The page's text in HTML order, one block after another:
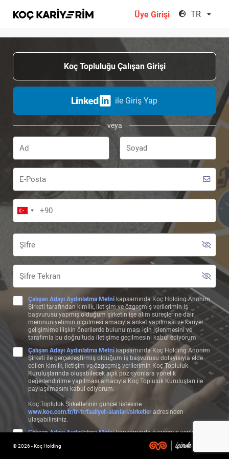
Üye Girişi TR
Koç Topluluğu Çalışan Girişi
ile Giriş Yap
veya
Çalışan Adayı Aydınlatma Metni kapsamında Koç Holding Anonim
Şirketi tarafından kimlik, iletişim ve özgeçmiş verilerimin iş
başvurusu yapmış olduğum şirketin işe alım süreçlerine dair
memnuniyetimin ölçülmesi amacıyla anket yapılması ve kariyer
gelişimime ilişkin önerilerde bulunulması için işlenmesini ve
tarafımla bu doğrultuda iletişime geçilmesini kabul ediyorum.
Çalışan Adayı Aydınlatma Metnikapsamında Koç Holding Anonim
Şirketi ile gerçekleştirmiş olduğum iş başvurusu dolayısıyla elde
edilen kimlik, iletişim ve özgeçmiş verilerimin Koç Topluluk
Kuruluşlarında oluşabilecek açık pozisyonlara yönelik
değerlendirilme yapılması amacıyla Koç Topluluk Kuruluşları ile
paylaşılmasını kabul ediyorum.
Koç Topluluk Şirketlerinin güncel listesine
www.koc.com.tr/tr-tr/faaliyet-alanlari/sirketleradresinden
ulaşabilirsiniz.
Çalışan Adayı Aydınlatma Metnikapsamında özgeçmiş verilerimin,
başvuru bilgilerime uygun olan pozisyonlarda değerlendirilebilmem
ve bu çerçeve özgeçmişime uygun şekilde test, görüşme, form ve
© 2026 - Koç Holding